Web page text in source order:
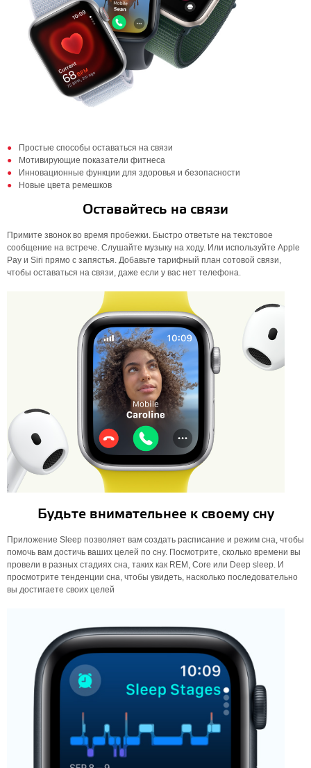
Простые способы оставаться на связи
Мотивирующие показатели фитнеса
Инновационные функции для здоровья и безопасности
Новые цвета ремешков
Оставайтесь на связи
Примите звонок во время пробежки. Быстро ответьте на текстовое
сообщение на встрече. Слушайте музыку на ходу. Или используйте Apple
Pay и Siri прямо с запястья. Добавьте тарифный план сотовой связи,
чтобы оставаться на связи, даже если у вас нет телефона.
Будьте внимательнее к своему сну
Приложение Sleep позволяет вам создать расписание и режим сна, чтобы
помочь вам достичь ваших целей по сну. Посмотрите, сколько времени вы
провели в разных стадиях сна, таких как REM, Core или Deep sleep. И
просмотрите тенденции сна, чтобы увидеть, насколько последовательно
вы достигаете своих целей